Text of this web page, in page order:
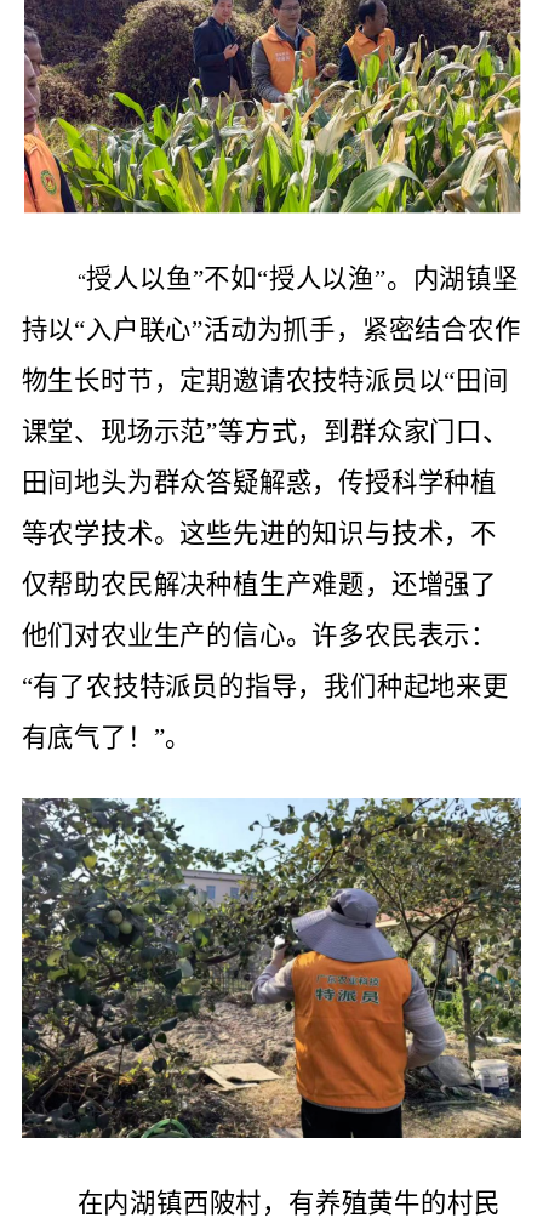
“授人以鱼”不如“授人以渔”。内湖镇坚
持以“入户联心”活动为抓手，紧密结合农作
物生长时节，定期邀请农技特派员以“田间
课堂、现场示范”等方式，到群众家门口、
田间地头为群众答疑解惑，传授科学种植
等农学技术。这些先进的知识与技术，不
仅帮助农民解决种植生产难题，还增强了
他们对农业生产的信心。许多农民表示：
“有了农技特派员的指导，我们种起地来更
有底气了！”。
在内湖镇西陂村，有养殖黄牛的村民